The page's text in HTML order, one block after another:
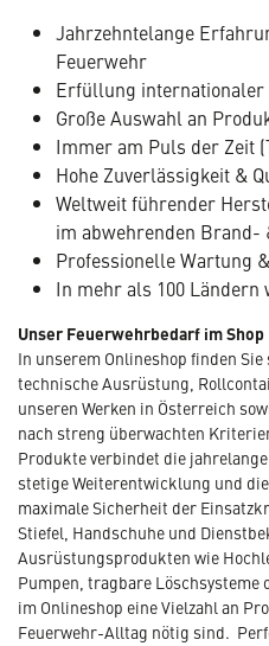
Jahrzehntelange
Feuerwehr
Erfüllung internationaler
Große Auswahl an
Immer am Puls der Zeit
Hohe Zuverlässigkeit &
Weltweit führender
im abwehrenden Brand-
Professionelle Wartung
In mehr als 100
Unser Feuerwehrbedarf im Shop
In unserem Onlineshop finden
technische Ausrüstung,
unseren Werken in Österreich
nach streng überwachten
Produkte verbindet die
stetige Weiterentwicklung und
maximale Sicherheit der
Stiefel, Handschuhe und
Ausrüstungsprodukten wie
Pumpen, tragbare Löschsysteme
im Onlineshop eine Vielzahl an
Feuerwehr-Alltag nötig sind.